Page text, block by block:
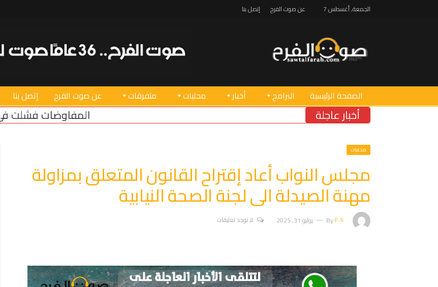
الجمعة, أغسطس 7 عن صوت الفرح إتصل بنا
الصفحة الرئيسية البرامج أخبار محليات متفرقات عن صوت الفرح إتصل بنا
أخبار عاجلة المفاوضات فشلت في انتزاع أي مكسب للبنان
محليات
مجلس النواب أعاد إقتراح القانون المتعلق بمزاولة
مهنة الصيدلة الى لجنة الصحة النيابية
ByF.S يوليو 31, 2025 لا توجد تعليقات